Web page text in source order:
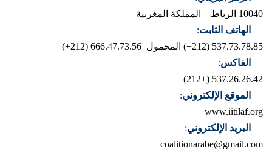
10040 الرباط – المملكة المغربية
الهاتف الثابت:
537.73.78.85 (212+)
المحمول 666.47.73.56 (212+)
الفاكس:
537.26.26.42 (+212)
الموقع الإلكتروني:
www.iitilaf.org
البريد الإلكتروني:
coalitionarabe@gmail.com